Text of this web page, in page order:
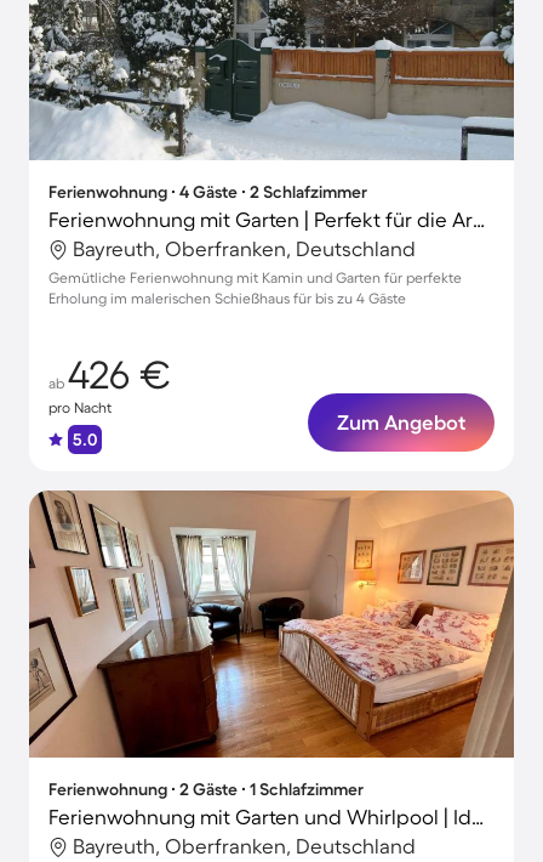
Ferienwohnung ∙ 4 Gäste ∙ 2 Schlafzimmer
Ferienwohnung mit Garten | Perfekt für die Arbeit von Zuhause
Bayreuth, Oberfranken, Deutschland
Gemütliche Ferienwohnung mit Kamin und Garten für perfekte
Erholung im malerischen Schießhaus für bis zu 4 Gäste
ab 426 €
pro Nacht
5.0
Zum Angebot
Ferienwohnung ∙ 2 Gäste ∙ 1 Schlafzimmer
Ferienwohnung mit Garten und Whirlpool | Ideal für Homeoffice
Bayreuth, Oberfranken, Deutschland